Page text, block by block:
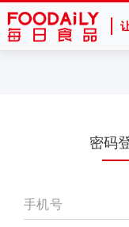
密码
手机号